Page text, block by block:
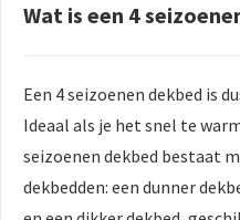
Wat is een 4
Een 4 seizoenen dekbed is
Ideaal als je het snel te
seizoenen dekbed bestaat
dekbedden: een dunner